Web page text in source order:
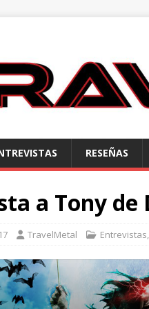
RESEÑAS
a Tony de
TravelMetal Entrevistas,